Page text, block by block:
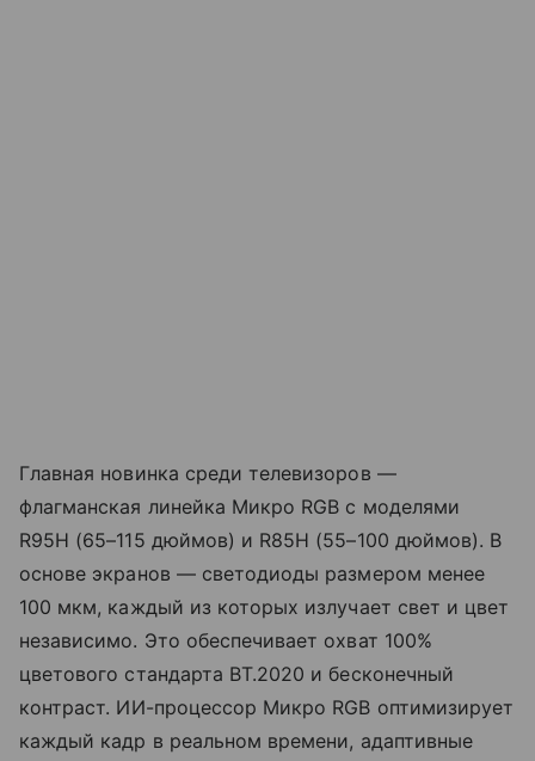
Главная новинка среди телевизоров —
флагманская линейка Микро RGB с моделями
R95H (65–115 дюймов) и R85H (55–100 дюймов). В
основе экранов — светодиоды размером менее
100 мкм, каждый из которых излучает свет и цвет
независимо. Это обеспечивает охват 100%
цветового стандарта BT.2020 и бесконечный
контраст. ИИ-процессор Микро RGB оптимизирует
каждый кадр в реальном времени, адаптивные